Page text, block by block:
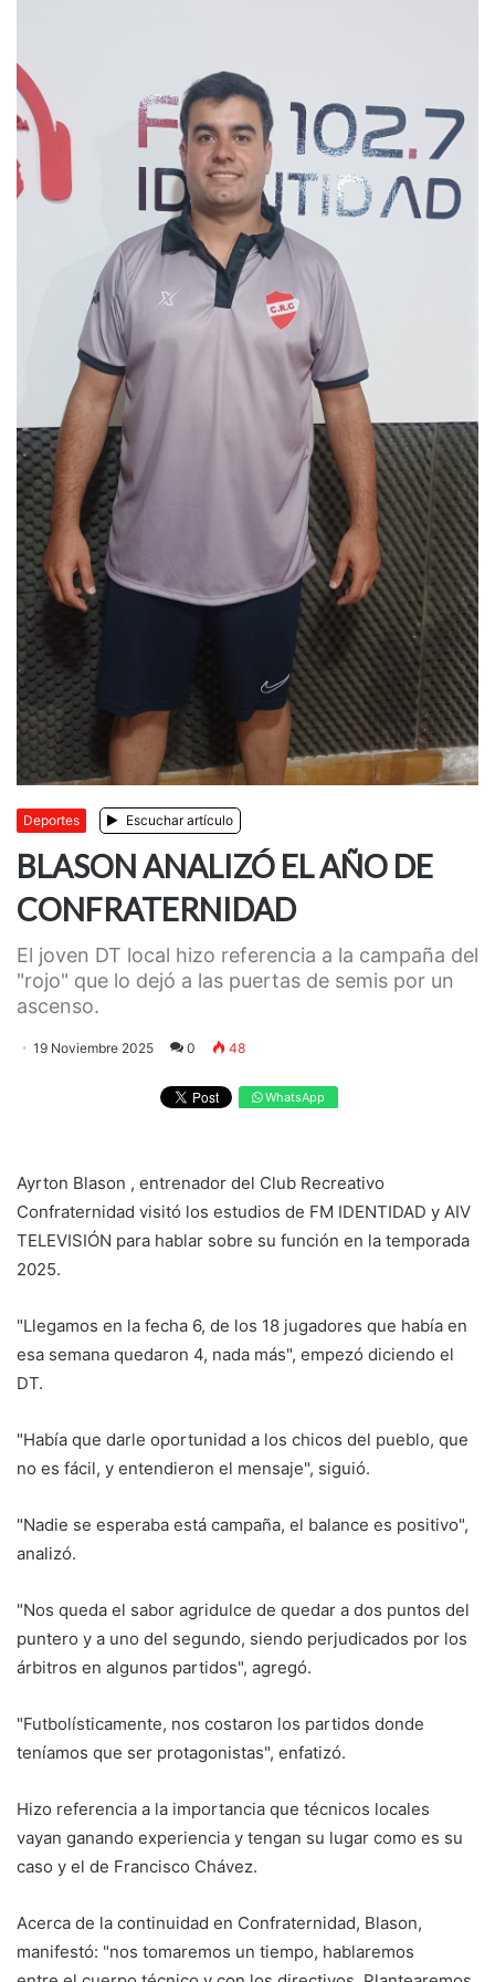
Deportes Escuchar artículo
BLASON ANALIZÓ EL AÑO DE
CONFRATERNIDAD
El joven DT local hizo referencia a la campaña del
"rojo" que lo dejó a las puertas de semis por un
ascenso.
19 Noviembre 2025 0 48
WhatsApp
Ayrton Blason , entrenador del Club Recreativo
Confraternidad visitó los estudios de FM IDENTIDAD y AIV
TELEVISIÓN para hablar sobre su función en la temporada
2025.
"Llegamos en la fecha 6, de los 18 jugadores que había en
esa semana quedaron 4, nada más", empezó diciendo el
DT.
"Había que darle oportunidad a los chicos del pueblo, que
no es fácil, y entendieron el mensaje", siguió.
"Nadie se esperaba está campaña, el balance es positivo",
analizó.
"Nos queda el sabor agridulce de quedar a dos puntos del
puntero y a uno del segundo, siendo perjudicados por los
árbitros en algunos partidos", agregó.
"Futbolísticamente, nos costaron los partidos donde
teníamos que ser protagonistas", enfatizó.
Hizo referencia a la importancia que técnicos locales
vayan ganando experiencia y tengan su lugar como es su
caso y el de Francisco Chávez.
Acerca de la continuidad en Confraternidad, Blason,
manifestó: "nos tomaremos un tiempo, hablaremos